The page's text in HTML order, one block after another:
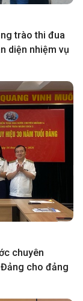
trào thi đua
diện nhiệm vụ
chuyên
cho đảng